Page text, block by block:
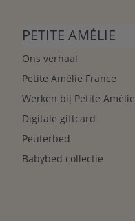
PETITE AMÉLIE
Ons verhaal
Petite Amélie France
Werken bij Petite Amélie
Digitale giftcard
Peuterbed
Babybed collectie